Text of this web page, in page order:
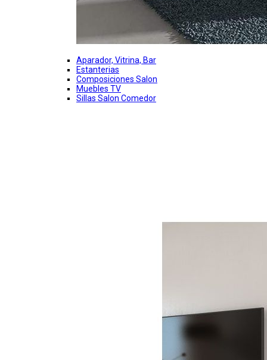
Aparador, Vitrina, Bar
Estanterias
Composiciones Salon
Muebles TV
Sillas Salon Comedor